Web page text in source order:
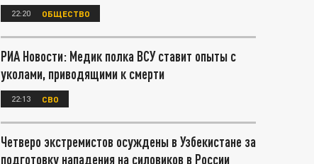
22:20 ОБЩЕСТВО
РИА Новости: Медик полка ВСУ ставит опыты с
уколами, приводящими к смерти
22:13 СВО
Четверо экстремистов осуждены в Узбекистане за
подготовку нападения на силовиков в России